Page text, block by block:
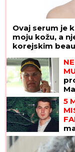
Ovaj serum je
moju kožu, a
korejskim
5